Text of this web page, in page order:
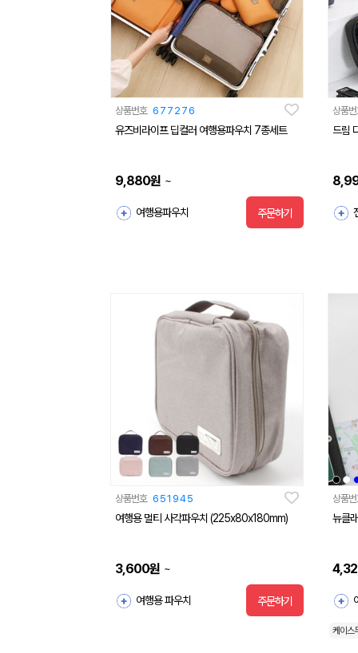
상품번호 677276
유즈비라이프 딥컬러 여행용파우치 7종세트
9,880원 ~
여행용파우치 주문하기
상품
드림
상품번호 651945
여행용 멀티 사각파우치 (225x80x180mm)
3,600원 ~
여행용 파우치 주문하기
상품
뉴클
케이스